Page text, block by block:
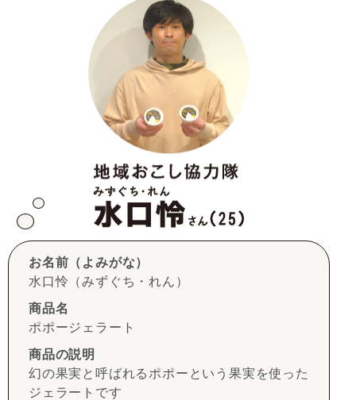
お名前（よみがな）
水口怜（みずぐち・れん）
商品名
ポポージェラート
商品の説明
幻の果実と呼ばれるポポーという果実を使った
ジェラートです